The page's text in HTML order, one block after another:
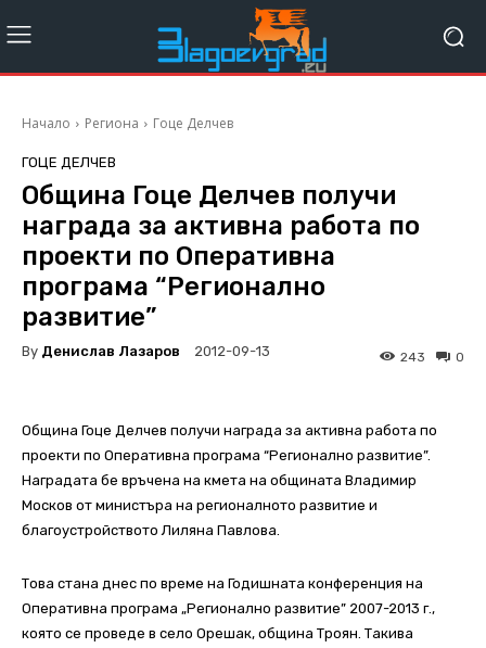
Начало Региона Гоце Делчев
ГОЦЕ ДЕЛЧЕВ
Община Гоце Делчев получи
награда за активна работа по
проекти по Оперативна
програма “Регионално
развитие”
By Денислав Лазаров 2012-09-13 0
243
Община Гоце Делчев получи награда за активна работа по
проекти по Оперативна програма “Регионално развитие”.
Наградата бе връчена на кмета на общината Владимир
Москов от министъра на регионалното развитие и
благоустройството Лиляна Павлова.
Това стана днес по време на Годишната конференция на
Оперативна програма „Регионално развитие” 2007-2013 г.,
която се проведе в село Орешак, община Троян. Такива